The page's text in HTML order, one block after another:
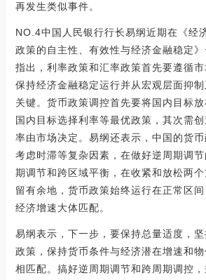
再发生类似事件。
NO.4中国人民银行行长易纲近期在《经
政策的自主性、有效性与经济金融稳定
指出，利率政策和汇率政策首先要遵循
保持经济金融稳定运行并从宏观层面抑
关键。货币政策调控首先要将国内目标
国内目标选择利率等最优政策，其次需
率由市场决定。易纲还表示，中国的货
考虑时滞等复杂因素，在做好逆周期调
期调节和跨区域平衡，在收紧和放松两个
留有余地，货币政策始终运行在正常区
经济增速大体匹配。
易纲表示，下一步，要保持总量适度，
政策，保持货币条件与经济潜在增速和
相匹配。搞好逆周期调节和跨周期调控，